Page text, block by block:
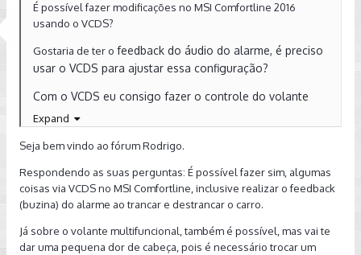
É possível fazer modificações no MSI Comfortline 2016
usando o VCDS?
Gostaria de ter o feedback do áudio do alarme, é preciso
usar o VCDS para ajustar essa configuração?
Com o VCDS eu consigo fazer o controle do volante
(não veio no carro, mas eu coloquei para efeito estético,
por enquanto) funcionar?
Expand
Seja bem vindo ao fórum Rodrigo.
Respondendo as suas perguntas: É possível fazer sim, algumas
coisas via VCDS no MSI Comfortline, inclusive realizar o feedback
(buzina) do alarme ao trancar e destrancar o carro.
Já sobre o volante multifuncional, também é possível, mas vai te
dar uma pequena dor de cabeça, pois é necessário trocar um